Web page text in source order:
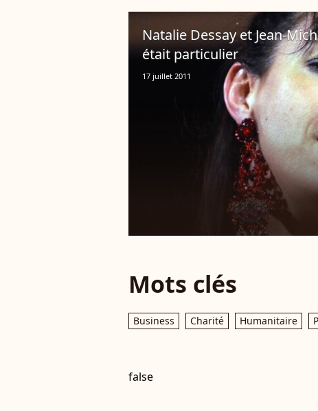
Natalie Dessay et Jean-
était particulier
17 juillet 2011
Mots clés
Business Charité Humanitaire
false